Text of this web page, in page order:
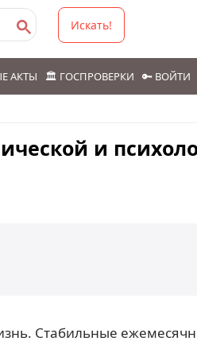
Искать!
АКТЫ 🏛️ ГОСПРОВЕРКИ 🔑 ВОЙТИ
и
Стабильные